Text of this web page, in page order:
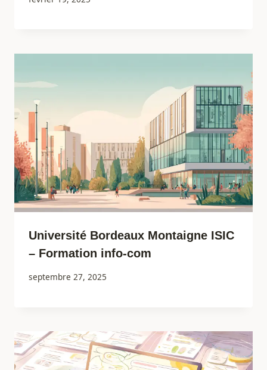
Université Bordeaux Montaigne ISIC
– Formation info-com
septembre 27, 2025